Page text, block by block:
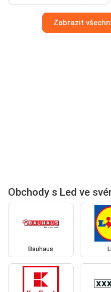
Zobrazit
Obchody s Led ve
Bauhaus